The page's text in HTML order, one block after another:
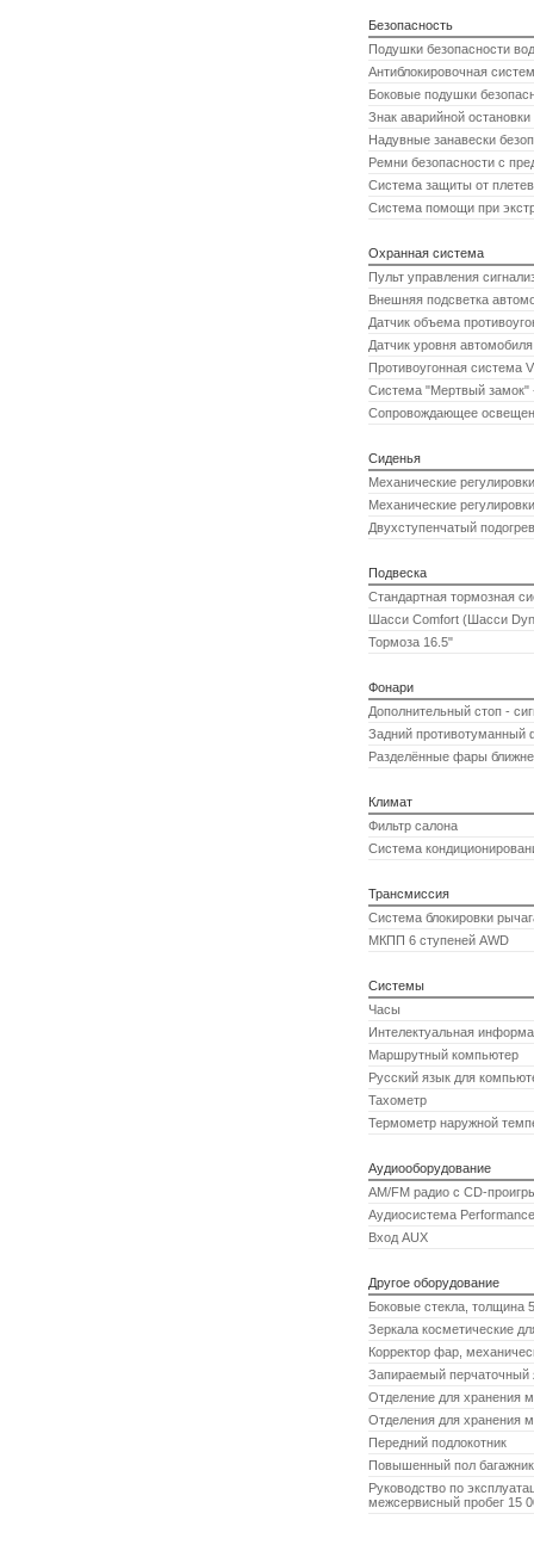
Безопасность
Подушки безопасности
Антиблокировочная
Боковые подушки
Знак аварийной остановки
Надувные занавески
Ремни безопасности с
Система защиты от
Система помощи при
Охранная система
Пульт управления
Внешняя подсветка
Датчик объема
Датчик уровня
Противоугонная система
Система "Мертвый замок"
Сопровождающее
Сиденья
Механические
Механические
Двухступенчатый
Подвеска
Стандартная тормозная
Шасси Comfort (Шасси
Тормоза 16.5"
Фонари
Дополнительный стоп -
Задний противотуманный
Разделённые фары
Климат
Фильтр салона
Система
Трансмиссия
Система блокировки
МКПП 6 ступеней AWD
Системы
Часы
Интелектуальная
Маршрутный компьютер
Русский язык для
Тахометр
Термометр наружной
Аудиооборудование
AM/FM радио с CD-
Аудиосистема
Вход AUX
Другое оборудование
Боковые стекла, толщина
Зеркала косметические
Корректор фар,
Запираемый перчаточный
Отделение для хранения
Отделения для хранения
Передний подлокотник
Повышенный пол
Руководство по
межсервисный пробег 15